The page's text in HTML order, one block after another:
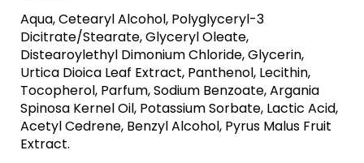
Aqua, Cetearyl Alcohol, Polyglyceryl-3
Dicitrate/Stearate, Glyceryl Oleate,
Distearoylethyl Dimonium Chloride, Glycerin,
Urtica Dioica Leaf Extract, Panthenol, Lecithin,
Tocopherol, Parfum, Sodium Benzoate, Argania
Spinosa Kernel Oil, Potassium Sorbate, Lactic Acid,
Acetyl Cedrene, Benzyl Alcohol, Pyrus Malus Fruit
Extract.